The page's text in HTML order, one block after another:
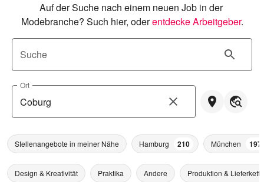
Auf der Suche nach einem neuen Job in der
Modebranche? Such hier, oderentdecke Arbeitgeber.
Suche
Ort
Stellenangebote in meiner Nähe Hamburg 210 München 197
Design & Kreativität Praktika Andere Produktion & Lieferkette